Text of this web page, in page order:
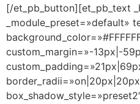
[/et_pb_button][et_pb_text
_module_preset=»default»
custom_margin=»-13px|-